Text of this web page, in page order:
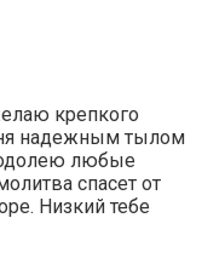
крепкого
надежным тылом
одолею любые
спасет от
Низкий тебе